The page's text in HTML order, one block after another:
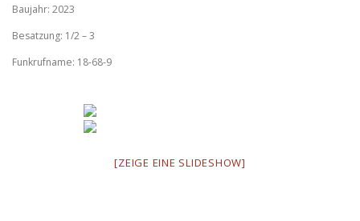
Baujahr: 2023
Besatzung: 1/2 – 3
Funkrufname: 18-68-9
[ZEIGE EINE SLIDESHOW]